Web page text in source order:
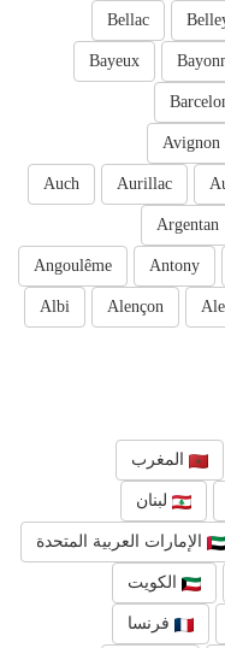
Bellac
Bayeux
Avignon
Aurillac
Auch
Argentan
Antony
Angoulême
Alençon
Albi
المغرب
لبنان
الإمارات العربية المتحدة
الكويت
فرنسا